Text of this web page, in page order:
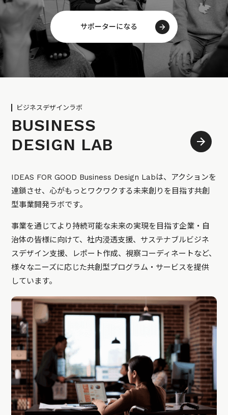
サポーターになる
ビジネスデザインラボ
BUSINESS
DESIGN LAB
IDEAS FOR GOOD Business Design Labは、アクションを
連鎖させ、心がもっとワクワクする未来創りを目指す共創
型事業開発ラボです。
事業を通じてより持続可能な未来の実現を目指す企業・自
治体の皆様に向けて、社内浸透支援、サステナブルビジネ
スデザイン支援、レポート作成、視察コーディネートなど、
様々なニーズに応じた共創型プログラム・サービスを提供
しています。